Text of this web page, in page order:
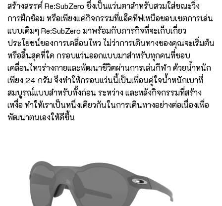
สร้างสรรค์ Re:SubZero ซึ่งเป็นแว่นตาสำหรับสวมใส่ขณะวิ่ง
การฝึกซ้อม หรือเพียงแค่กิจกรรมที่แอ็คทีฟเหนือขอบเขตการเล่น
แบบเดิมๆ Re:SubZero มาพร้อมกับภารกิจที่จะเก็บเกี่ยว
ประโยชน์ของการเคลื่อนไหว ไม่ว่าการเดินทางของคุณจะเริ่มต้น
หรือสิ้นสุดที่ใด กรอบแว่นออกแบบมาสำหรับทุกคนที่ชอบ
เคลื่อนไหวร่างกายและพัฒนาชีวิตผ่านการเล่นกีฬา ด้วยน้ำหนัก
เพียง 24 กรัม จึงทำให้กรอบแว่นนี้เป็นเพื่อนคู่ใจน้ำหนักเบาที่
สมบูรณ์แบบสำหรับทั้งก่อน ระหว่าง และหลังกิจกรรมที่สร้าง
เหงื่อ ทำให้เราเป็นหนึ่งเดียวกันในการเดินทางอย่างต่อเนื่องเพื่อ
พัฒนาตนเองให้ดีขึ้น